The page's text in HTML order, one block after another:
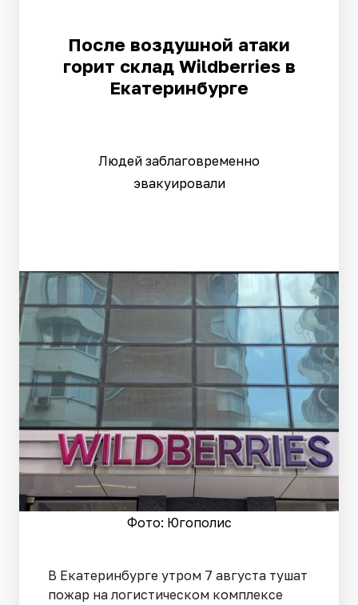
После воздушной атаки
горит склад Wildberries в
Екатеринбурге
Людей заблаговременно
эвакуировали
Фото: Югополис
В Екатеринбурге утром 7 августа тушат
пожар на логистическом комплексе